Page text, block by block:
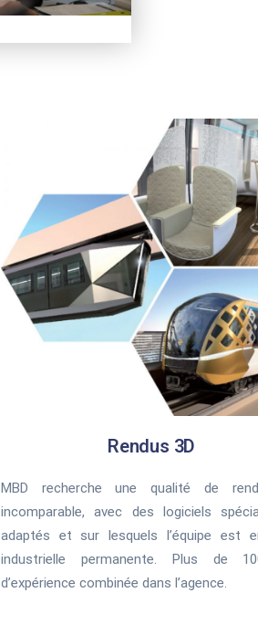
Rendus 3D
MBD recherche une qualité de
incomparable, avec des logiciels
adaptés et sur lesquels l’équipe est
industrielle permanente. Plus de
d’expérience combinée dans l’agence.